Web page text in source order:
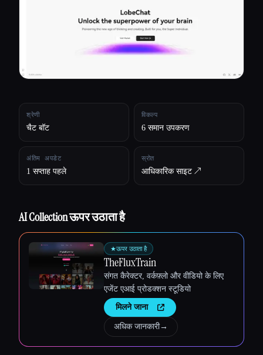
श्रेणी
चैट बॉट
विकल्प
6 समान उपकरण
अंतिम अपडेट
1 सप्ताह पहले
स्रोत
आधिकारिक साइट ↗︎
AI Collection ऊपर उठाता है
★ऊपर उठाता है
TheFluxTrain
संगत कैरेक्टर, वर्कफ़्लो और वीडियो के लिए
एजेंट एआई प्रोडक्शन स्टूडियो
मिलने जाना
अधिक जानकारी→